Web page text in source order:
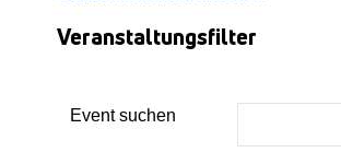
Veranstaltungsfilter
Event suchen